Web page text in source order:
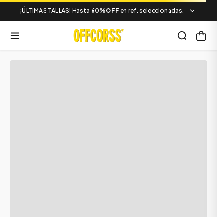
¡ÚLTIMAS TALLAS! Hasta 60%OFF en ref. seleccionadas.